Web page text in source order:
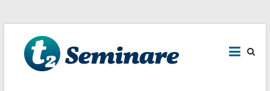
t2
Seminare